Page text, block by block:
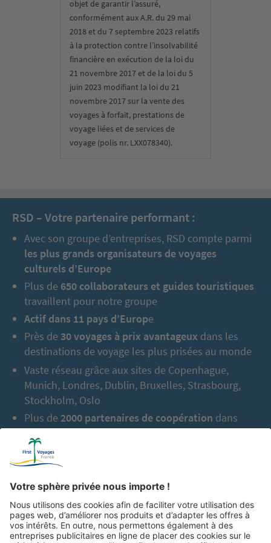
objet de garantir l’assuré,
conformément aux A.R. du 29 mai
2018 et du 7 septembre 2023 relatifs
à la protection contre l’insolvabilité
financière en exécution de la loi du
21 novembre 2017 et de la loi du 5
juin 2023 modifiant la loi du 21
novembre 2017 sur la vente des
voyages à forfait, prestations de
voyage liées et de services de
voyage (polis nr. LXX078340).
RSD – Votre partenaire performant :
Avec son groupe d’entreprises, RSD compte parmi
les plus grands organisateurs de voyages
culturels d’Europe
Plus de 650 collaborateurs et guides touristiques
travaillent pour notre groupe
Actif dans 11 pays d’Europe
Près de 30 voyages à prix avantageux dans les
destinations de voyage les plus prisées au monde
Vaste réseau grâce aux sites de Copenhague,
Munich, Londres, Dublin, Bruxelles, Strasbourg,
Stockholm, Oslo
Plus de 2000 partenaires de coopération dans
l’Europe entière
En tout jusqu’à aujourd’hui :
vacanciers